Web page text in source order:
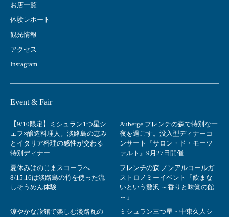
お店一覧
体験レポート
観光情報
アクセス
Instagram
Event & Fair
【9/10限定】ミシュラン1つ星シ
ェフ×醸造料理人。淡路島の恵み
とイタリア料理の感性が交わる
特別ディナー
Auberge フレンチの森で特別な一
夜を過ごす。没入型ディナーコ
ンサート『サロン・ド・モーツ
ァルト』9月27日開催
夏休みはのじまスコーラへ
8/15.16は淡路島の竹を使った流
しそうめん体験
フレンチの森 ノンアルコールガ
ストロノミーイベント「飲まな
いという贅沢 ～香りと味覚の館
～」
涼やかな旅館で楽しむ淡路瓦の
ミシュラン三つ星・中東久人シ